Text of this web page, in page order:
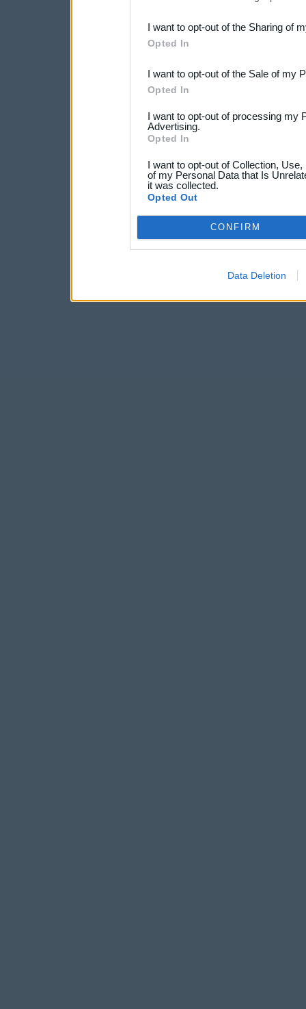
Downstream Participants
third parties.
I want to opt-out of the Sharing of
Opted In
I want to opt-out of the Sale of my
Opted In
I want to opt-out of processing my
Advertising.
Opted In
I want to opt-out of Collection,
of my Personal Data that Is
it was collected.
Opted Out
CONFIRM
Data Deletion